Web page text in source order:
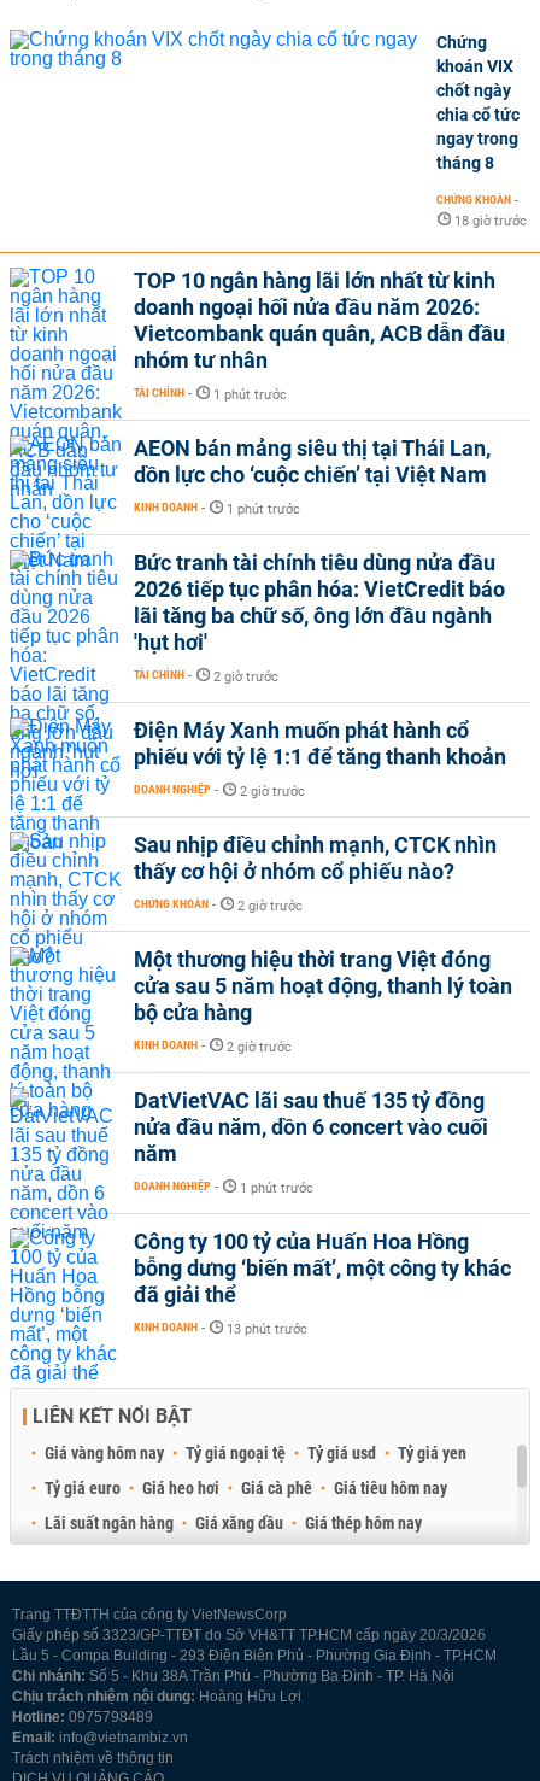
Chứng
khoán VIX
chốt ngày
chia cổ tức
ngay trong
tháng 8
CHỨNG KHOÁN -
18 giờ trước
TOP 10 ngân hàng lãi lớn nhất từ kinh
doanh ngoại hối nửa đầu năm 2026:
Vietcombank quán quân, ACB dẫn đầu
nhóm tư nhân
TÀI CHÍNH - 1 phút trước
AEON bán mảng siêu thị tại Thái Lan,
dồn lực cho ‘cuộc chiến’ tại Việt Nam
KINH DOANH - 1 phút trước
Bức tranh tài chính tiêu dùng nửa đầu
2026 tiếp tục phân hóa: VietCredit báo
lãi tăng ba chữ số, ông lớn đầu ngành
'hụt hơi'
TÀI CHÍNH - 2 giờ trước
Điện Máy Xanh muốn phát hành cổ
phiếu với tỷ lệ 1:1 để tăng thanh khoản
DOANH NGHIỆP - 2 giờ trước
Sau nhịp điều chỉnh mạnh, CTCK nhìn
thấy cơ hội ở nhóm cổ phiếu nào?
CHỨNG KHOÁN - 2 giờ trước
Một thương hiệu thời trang Việt đóng
cửa sau 5 năm hoạt động, thanh lý toàn
bộ cửa hàng
KINH DOANH - 2 giờ trước
DatVietVAC lãi sau thuế 135 tỷ đồng
nửa đầu năm, dồn 6 concert vào cuối
năm
DOANH NGHIỆP - 1 phút trước
Công ty 100 tỷ của Huấn Hoa Hồng
bỗng dưng ‘biến mất’, một công ty khác
đã giải thể
KINH DOANH - 13 phút trước
LIÊN KẾT NỔI BẬT
Giá vàng hôm nay Tỷ giá ngoại tệ Tỷ giá usd
Tỷ giá yen
Tỷ giá euro
Giá heo hơi Giá cà phê
Giá tiêu hôm nay
Lãi suất ngân hàng
Giá xăng dầu
Giá thép hôm nay
Trang TTĐTTH của công ty VietNewsCorp
Giấy phép số 3323/GP-TTĐT do Sở VH&TT TP.HCM cấp ngày 20/3/2026
Lầu 5 - Compa Building - 293 Điện Biên Phủ - Phường Gia Định - TP.HCM
Chi nhánh: Số 5 - Khu 38A Trần Phú - Phường Ba Đình - TP. Hà Nội
Chịu trách nhiệm nội dung: Hoàng Hữu Lợi
Hotline: 0975798489
Email: info@vietnambiz.vn
Trách nhiệm về thông tin